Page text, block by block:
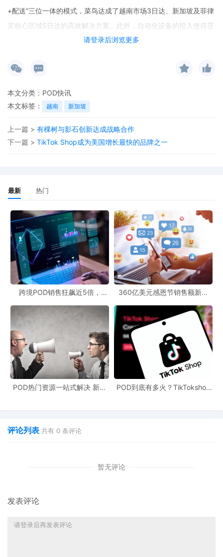
请登录后浏览更多
+配送”三位一体的模式，菜鸟达成了越南市场3日达、新加坡及菲律
宾核心区域5日达的高效解决方案。此外，自动化设备的投入使得亚
太仓的效率提升超过30%，妥投率维持在95%以上。
本文分类： POD快讯
本文标签：
越南 新加坡
上一篇 > 有棵树与影石创新达成战略合作
下一篇 > TikTok Shop成为美国增长最快的品牌之一
最新 热门
跨境POD销售狂飙近5倍，
360亿美元感恩节销售额新纪
新风潮！
POD热门资源一站式解决 新手
POD到底有多火？TikTokshop
评论列表 共有 0 条评论
暂无评论
发表评论